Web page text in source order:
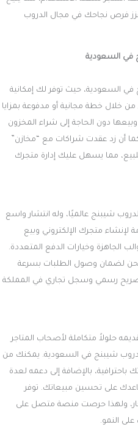
فرص نجاحك في مجال الدروب
في السعودية
السعودية، حيث توفر لك إمكانية
خلال خطة مجانية أو مدفوعة بمزايا
دون الحاجة إلى شراء المخزون
أن زد عقدت شراكات مع “مخازن”
مما يسهل عليك إدارة متجرك
شيبنج عالميًا، وله انتشار واسع
لإنشاء متجرك الإلكتروني وبيع
الجاهزة وخيارات الدفع المتعددة.
لضمان وصول الطلبات بسرعة
تصريح رسمي وسجل تجاري في المملكة
حلولاً متكاملة لأصحاب المتاجر
الدروب شيبنج في السعودية. يمكنك من
باحترافية، بالإضافة إلى دعمه لعدة
على تحسين مبيعاتك. توفر
ولهذا حرصت منصة متصل على
النمو.